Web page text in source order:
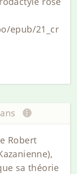
epub/21_cr
Robert
sa théorie